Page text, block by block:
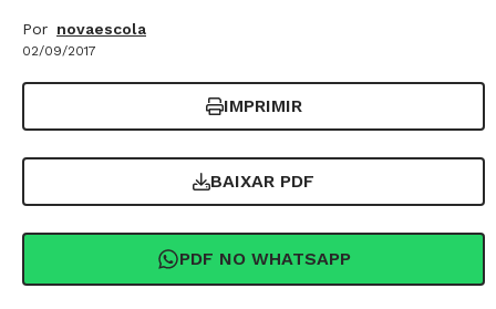
Por novaescola
02/09/2017
IMPRIMIR
BAIXAR PDF
PDF NO WHATSAPP